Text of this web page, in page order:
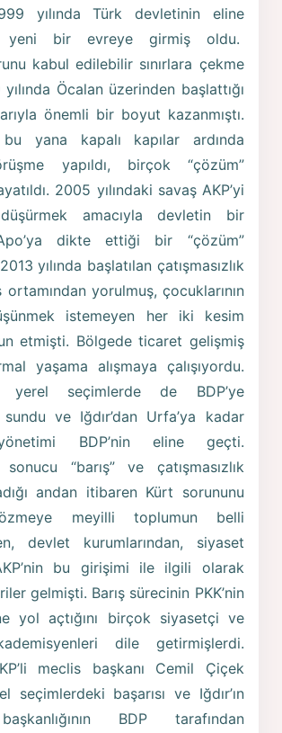
yılında Türk devletinin eline
yeni bir evreye girmiş oldu.
kabul edilebilir sınırlara çekme
Öcalan üzerinden başlattığı
önemli bir boyut kazanmıştı.
yana kapalı kapılar ardında
yapıldı, birçok “çözüm”
2005 yılındaki savaş AKP’yi
amacıyla devletin bir
dikte ettiği bir “çözüm”
yılında başlatılan çatışmasızlık
yorulmuş, çocuklarının
istemeyen her iki kesim
etmişti. Bölgede ticaret gelişmiş
yaşama alışmaya çalışıyordu.
yerel seçimlerde de BDP’ye
ve Iğdır’dan Urfa’ya kadar
BDP’nin eline geçti.
“barış” ve çatışmasızlık
andan itibaren Kürt sorununu
meyilli toplumun belli
devlet kurumlarından, siyaset
bu girişimi ile ilgili olarak
gelmişti. Barış sürecinin PKK’nin
yol açtığını birçok siyasetçi ve
dile getirmişlerdi.
meclis başkanı Cemil Çiçek
seçimlerdeki başarısı ve Iğdır’ın
BDP tarafından